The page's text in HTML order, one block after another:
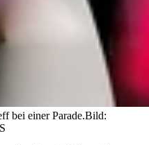
bei einer Parade.Bild: